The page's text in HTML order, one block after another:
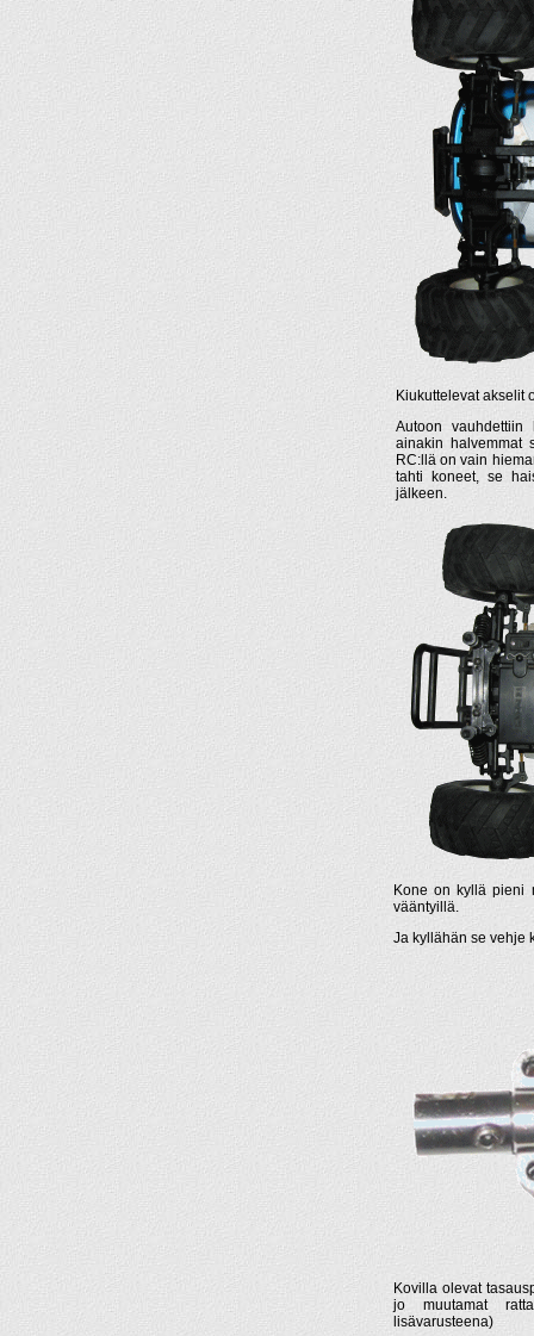
Kiukuttelevat akselit
Autoon
ainakin halvemmat
RC:llä on vain
tahti koneet, se
jälkeen.
Kone on kyllä pieni
vääntyillä.
Ja kyllähän se vehje
Kovilla olevat
jo muutamat
lisävarusteena)